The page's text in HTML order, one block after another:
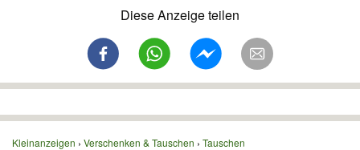
Diese Anzeige teilen
Kleinanzeigen Verschenken & Tauschen Tauschen